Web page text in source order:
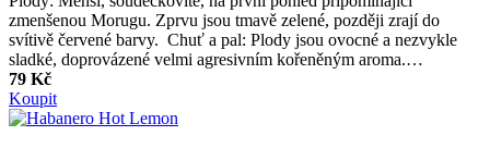
zmenšenou Morugu. Zprvu jsou tmavě zelené, později zrají do
svítivě červené barvy. Chuť a pal: Plody jsou ovocné a nezvykle
sladké, doprovázené velmi agresivním kořeněným aroma.…
79 Kč
Koupit